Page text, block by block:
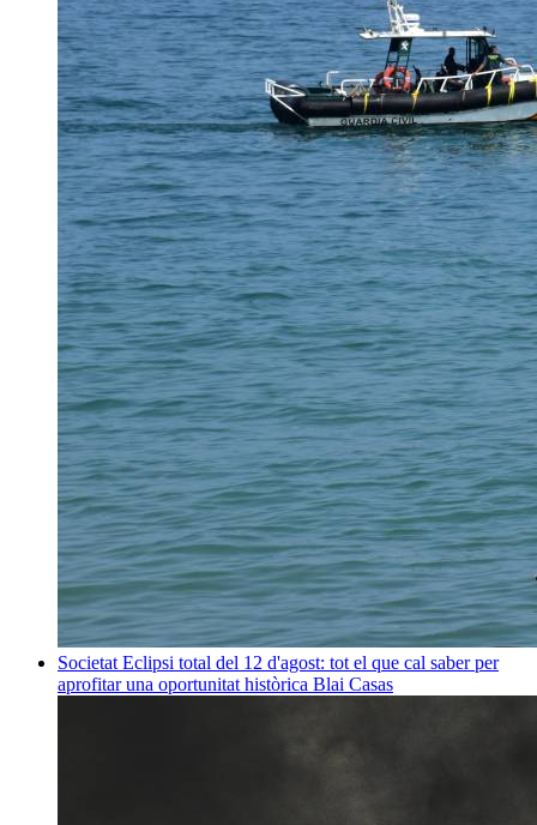
Societat Eclipsi total del 12 d'agost: tot el que cal saber per
aprofitar una oportunitat històrica Blai Casas